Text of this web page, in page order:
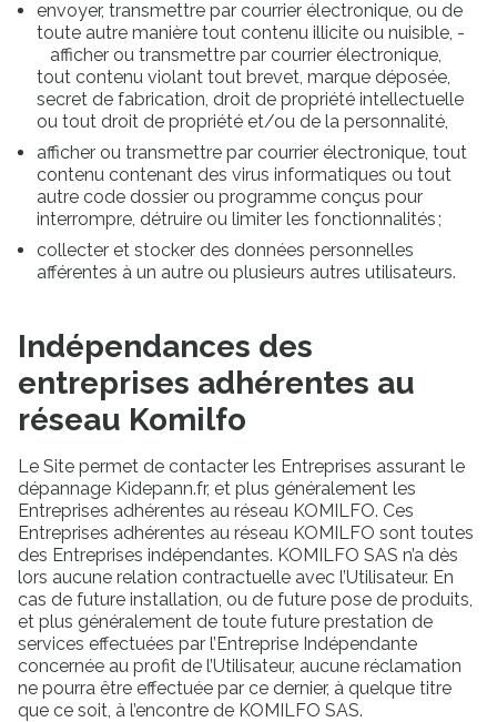
Fermer
Saisissez le code postal du
lieu d’intervention
Pour vous proposer les professionnels les
plus proches de chez vous
Votre code postal
Ma
Valider ma localisation
envoyer, transmettre par courrier électronique, ou de
toute autre manière tout contenu illicite ou nuisible, -
afficher ou transmettre par courrier électronique,
tout contenu violant tout brevet, marque déposée,
secret de fabrication, droit de propriété intellectuelle
ou tout droit de propriété et/ou de la personnalité,
afficher ou transmettre par courrier électronique, tout
contenu contenant des virus informatiques ou tout
autre code dossier ou programme conçus pour
interrompre, détruire ou limiter les fonctionnalités ;
collecter et stocker des données personnelles
afférentes à un autre ou plusieurs autres utilisateurs.
Indépendances des
entreprises adhérentes au
réseau Komilfo
Le Site permet de contacter les Entreprises assurant le
dépannage Kidepann.fr, et plus généralement les
Entreprises adhérentes au réseau KOMILFO. Ces
Entreprises adhérentes au réseau KOMILFO sont toutes
des Entreprises indépendantes. KOMILFO SAS n’a dès
lors aucune relation contractuelle avec l’Utilisateur. En
cas de future installation, ou de future pose de produits,
et plus généralement de toute future prestation de
services effectuées par l’Entreprise Indépendante
concernée au profit de l’Utilisateur, aucune réclamation
ne pourra être effectuée par ce dernier, à quelque titre
que ce soit, à l’encontre de KOMILFO SAS.